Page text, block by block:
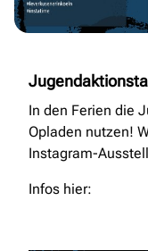
In den Ferien die
Opladen nutzen!
Instagram-
Infos hier: